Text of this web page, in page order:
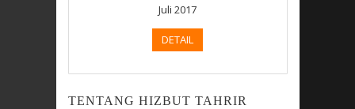
Juli 2017
DETAIL
TENTANG HIZBUT TAHRIR